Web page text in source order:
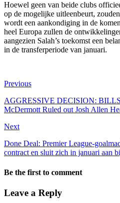
Hoewel geen van beide clubs
op de mogelijke uitleenbeurt,
wordt een aankondiging in de
heel Europa zullen de
aangezien Salah’s toekomst een
in de transferperiode van januari.
Previous
AGGRESSIVE DECISION: BILLS
McDermott Ruled out Josh Allen
Next
Done Deal: Premier League-
contract en sluit zich in januari aan
Be the first to comment
Leave a Reply